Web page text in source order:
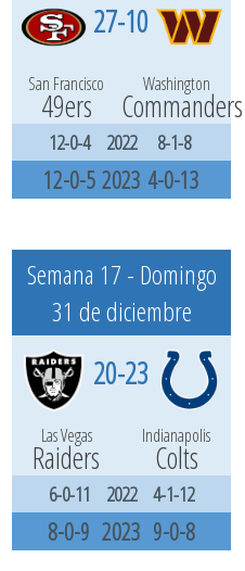
27-10
San Francisco Washington
49ers Commanders
12-0-4 2022 8-1-8
12-0-5 2023 4-0-13
Semana 17 - Domingo
31 de diciembre
20-23
Las Vegas Indianapolis
Raiders Colts
6-0-11 2022 4-1-12
8-0-9 2023 9-0-8